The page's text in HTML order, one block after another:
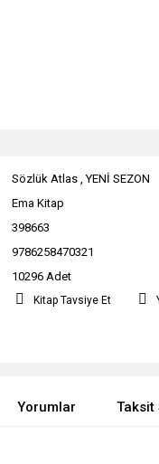
Sözlük Atlas ,YENİ SEZON
Ema Kitap
398663
9786258470321
10296 Adet
Kitap Tavsiye Et
Yorumlar Taksit